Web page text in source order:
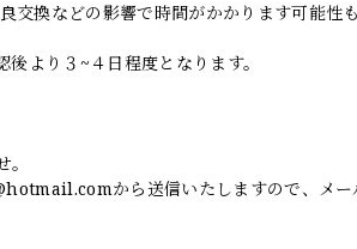
交換などの影響で時間がかかります可能性
より３~４日程度となります。
から送信いたしますので、メー